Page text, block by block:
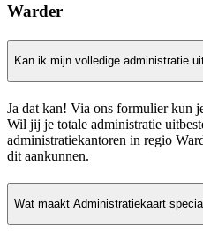
Warder
Kan ik mijn volledige administratie
Ja dat kan! Via ons formulier kun
Wil jij je totale administratie
administratiekantoren in regio
dit aankunnen.
Wat maakt Administratiekaart